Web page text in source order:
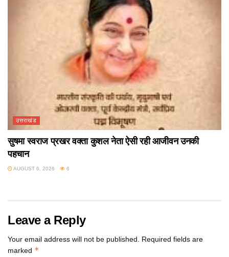
उत्तराखंड
सुषमा स्वराज प्रखर वक्ता कुशल नेता ऐसी रही आजीवन उनकी
पहचान
AUGUST 6, 2026 6
Leave a Reply
Your email address will not be published. Required fields are
marked *